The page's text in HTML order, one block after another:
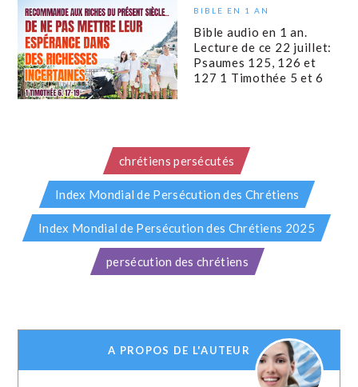
BIBLE EN 1 AN
Bible audio en 1 an.
Lecture de ce 22 juillet:
Psaumes 125, 126 et
127 1 Timothée 5 et 6
chrétiens persécutés
Index Mondial de Persécution des Chrétiens
Index Mondial de Persécution des Chrétiens 2025
persécution des chrétiens
A PROPOS DE L'AUTEUR